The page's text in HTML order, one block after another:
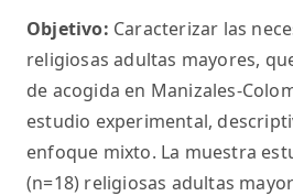
Objetivo: Caracterizar las
religiosas adultas mayores,
de acogida en Manizales-
estudio experimental,
enfoque mixto. La muestra
(n=18) religiosas adultas